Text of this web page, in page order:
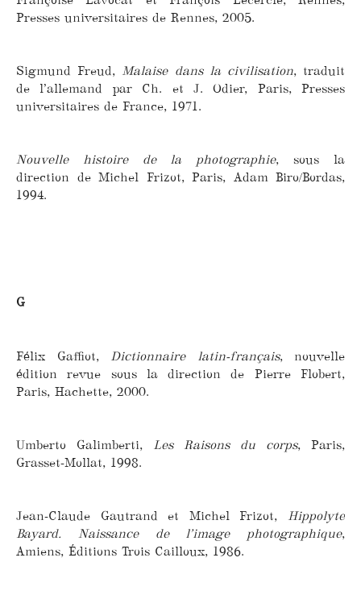
Presses universitaires de Rennes, 2005.
Sigmund Freud, Malaise dans la civilisation, traduit
de l’allemand par Ch. et J. Odier, Paris, Presses
universitaires de France, 1971.
Nouvelle histoire de la photographie, sous la
direction de Michel Frizot, Paris, Adam Biro/Bordas,
1994.
G
Félix Gaffiot, Dictionnaire latin-français, nouvelle
édition revue sous la direction de Pierre Flobert,
Paris, Hachette, 2000.
Umberto Galimberti, Les Raisons du corps, Paris,
Grasset-Mollat, 1998.
Jean-Claude Gautrand et Michel Frizot,
Hippolyte
Bayard. Naissance de l’image photographique,
Amiens, Éditions Trois Cailloux, 1986.